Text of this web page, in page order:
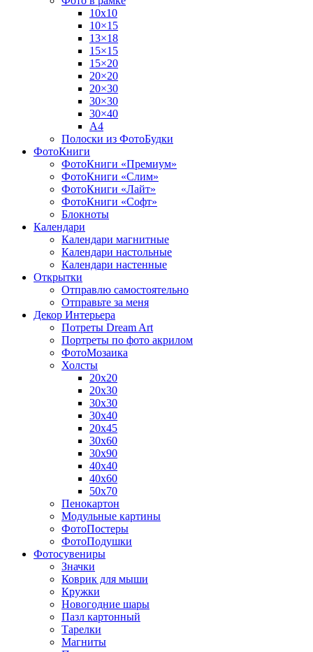
10х10
10×15
13×18
15×15
15×20
20×20
20×30
30×30
30×40
A4
Полоски из ФотоБудки
ФотоКниги
ФотоКниги «Премиум»
ФотоКниги «Слим»
ФотоКниги «Лайт»
ФотоКниги «Софт»
Блокноты
Календари
Календари магнитные
Календари настольные
Календари настенные
Открытки
Отправлю самостоятельно
Отправьте за меня
Декор Интерьера
Потреты Dream Art
Портреты по фото акрилом
ФотоМозаика
Холсты
20х20
20х30
30х30
30х40
20х45
30х60
30х90
40х40
40х60
50х70
Пенокартон
Модульные картины
ФотоПостеры
ФотоПодушки
Фотоcувениры
Значки
Коврик для мыши
Кружки
Новогодние шары
Пазл картонный
Тарелки
Магниты